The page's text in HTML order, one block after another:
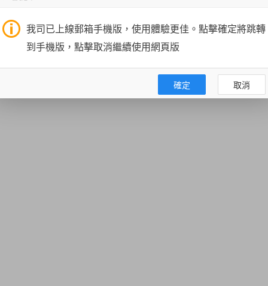
我司已上線郵箱手機版，使用體驗更佳。點擊確定將跳轉
到手機版，點擊取消繼續使用網頁版
確定 取消